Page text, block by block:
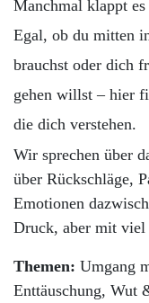
Manchmal klappt
Egal, ob du mitten
brauchst oder dich
gehen willst – hier
die dich verstehen.
Wir sprechen über
über Rückschläge,
Emotionen
Druck, aber mit
Themen: Umgang
Enttäuschung, Wut